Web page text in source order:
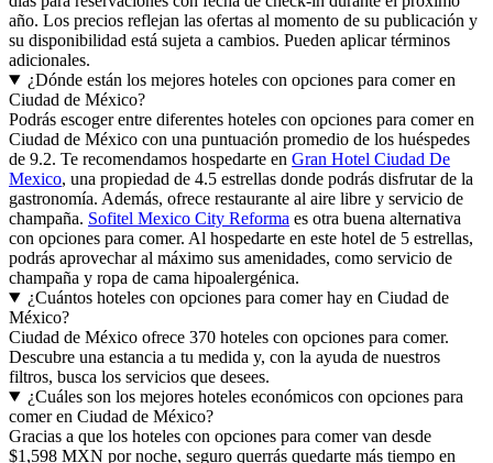
año. Los precios reflejan las ofertas al momento de su publicación y
su disponibilidad está sujeta a cambios. Pueden aplicar términos
adicionales.
¿Dónde están los mejores hoteles con opciones para comer en
Ciudad de México?
Podrás escoger entre diferentes hoteles con opciones para comer en
Ciudad de México con una puntuación promedio de los huéspedes
de 9.2. Te recomendamos hospedarte en Gran Hotel Ciudad De
Mexico, una propiedad de 4.5 estrellas donde podrás disfrutar de la
gastronomía. Además, ofrece restaurante al aire libre y servicio de
champaña. Sofitel Mexico City Reforma es otra buena alternativa
con opciones para comer. Al hospedarte en este hotel de 5 estrellas,
podrás aprovechar al máximo sus amenidades, como servicio de
champaña y ropa de cama hipoalergénica.
¿Cuántos hoteles con opciones para comer hay en Ciudad de
México?
Ciudad de México ofrece 370 hoteles con opciones para comer.
Descubre una estancia a tu medida y, con la ayuda de nuestros
filtros, busca los servicios que desees.
¿Cuáles son los mejores hoteles económicos con opciones para
comer en Ciudad de México?
Gracias a que los hoteles con opciones para comer van desde
$1,598 MXN por noche, seguro querrás quedarte más tiempo en